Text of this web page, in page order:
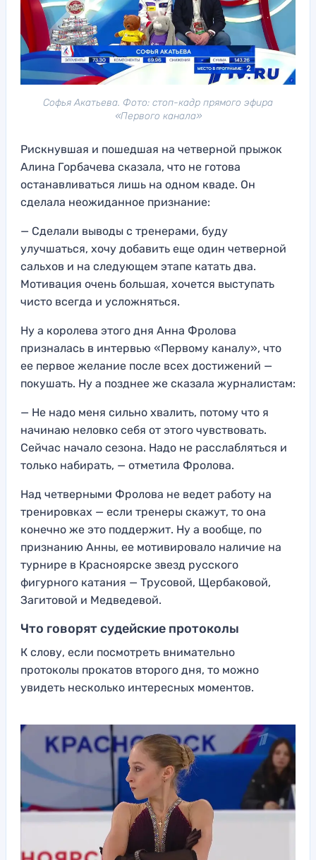
Софья Акатьева. Фото: стоп-кадр прямого эфира
«Первого канала»
Рискнувшая и пошедшая на четверной прыжок
Алина Горбачева сказала, что не готова
останавливаться лишь на одном кваде. Он
сделала неожиданное признание:
— Сделали выводы с тренерами, буду
улучшаться, хочу добавить еще один четверной
сальхов и на следующем этапе катать два.
Мотивация очень большая, хочется выступать
чисто всегда и усложняться.
Ну а королева этого дня Анна Фролова
призналась в интервью «Первому каналу», что
ее первое желание после всех достижений —
покушать. Ну а позднее же сказала журналистам:
— Не надо меня сильно хвалить, потому что я
начинаю неловко себя от этого чувствовать.
Сейчас начало сезона. Надо не расслабляться и
только набирать, — отметила Фролова.
Над четверными Фролова не ведет работу на
тренировках — если тренеры скажут, то она
конечно же это поддержит. Ну а вообще, по
признанию Анны, ее мотивировало наличие на
турнире в Красноярске звезд русского
фигурного катания — Трусовой, Щербаковой,
Загитовой и Медведевой.
Что говорят судейские протоколы
К слову, если посмотреть внимательно
протоколы прокатов второго дня, то можно
увидеть несколько интересных моментов.